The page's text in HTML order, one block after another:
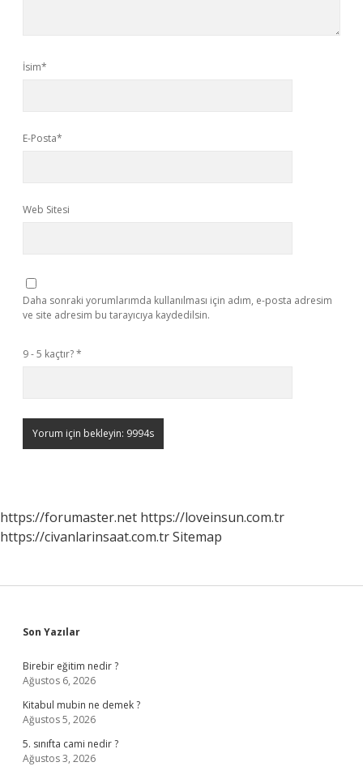
İsim*
E-Posta*
Web Sitesi
Daha sonraki yorumlarımda kullanılması için adım, e-posta adresim
ve site adresim bu tarayıcıya kaydedilsin.
9 - 5 kaçtır?*
https://forumaster.net https://loveinsun.com.tr
https://civanlarinsaat.com.trSitemap
Sidebar
Son Yazılar
Birebir eğitim nedir ?
Ağustos 6, 2026
Kitabul mubin ne demek ?
Ağustos 5, 2026
5. sınıfta cami nedir ?
Ağustos 3, 2026